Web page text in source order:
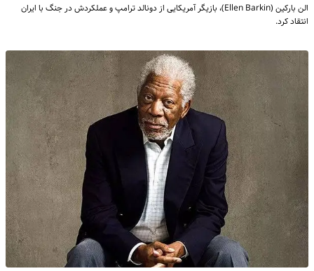
الن بارکین (Ellen Barkin)، بازیگر آمریکایی از دونالد ترامپ و عملکردش در جنگ با ایران
انتقاد کرد.